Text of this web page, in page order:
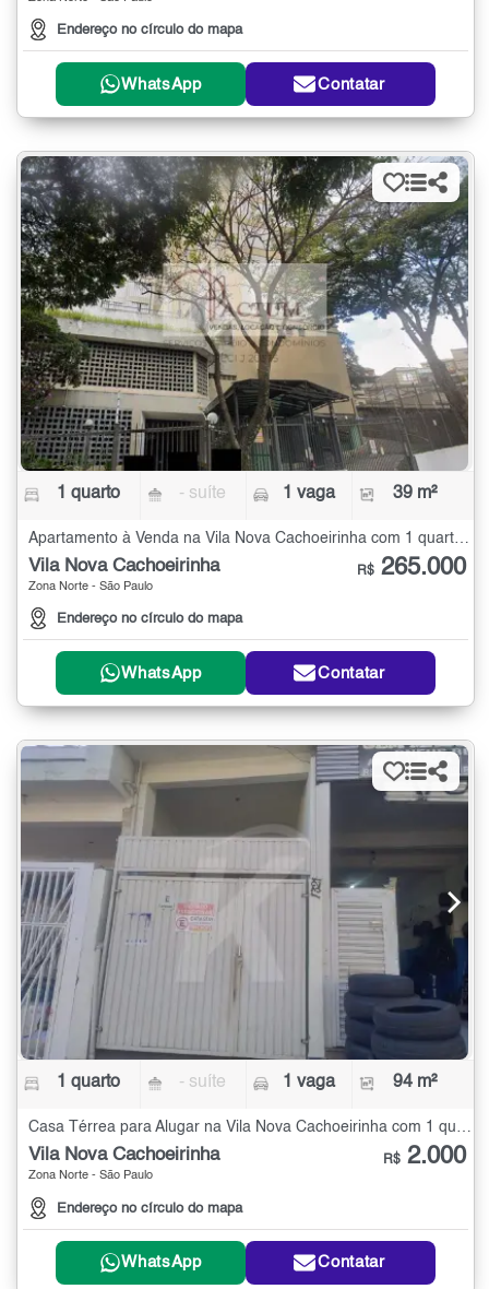
Endereço no círculo do mapa
WhatsApp Contatar
1 quarto - suíte 1 vaga 39 m²
Apartamento à Venda na Vila Nova Cachoeirinha com 1 quarto - 39 m²
Vila Nova Cachoeirinha
Zona Norte - São Paulo
Endereço no círculo do mapa
R$ 265.000
WhatsApp Contatar
1 quarto - suíte 1 vaga 94 m²
Casa Térrea para Alugar na Vila Nova Cachoeirinha com 1 quarto - 94 m²
Vila Nova Cachoeirinha
Zona Norte - São Paulo
Endereço no círculo do mapa
R$ 2.000
WhatsApp Contatar